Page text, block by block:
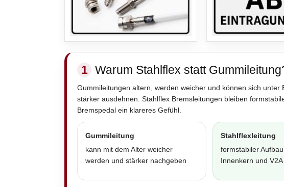
1 Warum Stahlflex statt
Gummileitungen altern, werden weicher und können sich unter
stärker ausdehnen. Stahlflex Bremsleitungen bleiben
Bremspedal ein klareres Gefühl.
Gummileitung
kann mit dem Alter weicher
werden und stärker nachgeben
Stahlflexleitung
formstabiler
Innenkern und